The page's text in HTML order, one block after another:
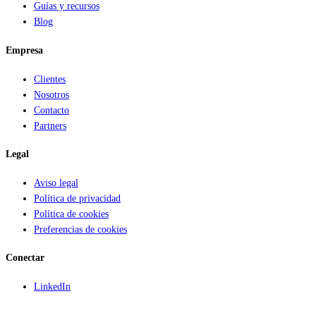
Guías y recursos
Blog
Empresa
Clientes
Nosotros
Contacto
Partners
Legal
Aviso legal
Política de privacidad
Política de cookies
Preferencias de cookies
Conectar
LinkedIn